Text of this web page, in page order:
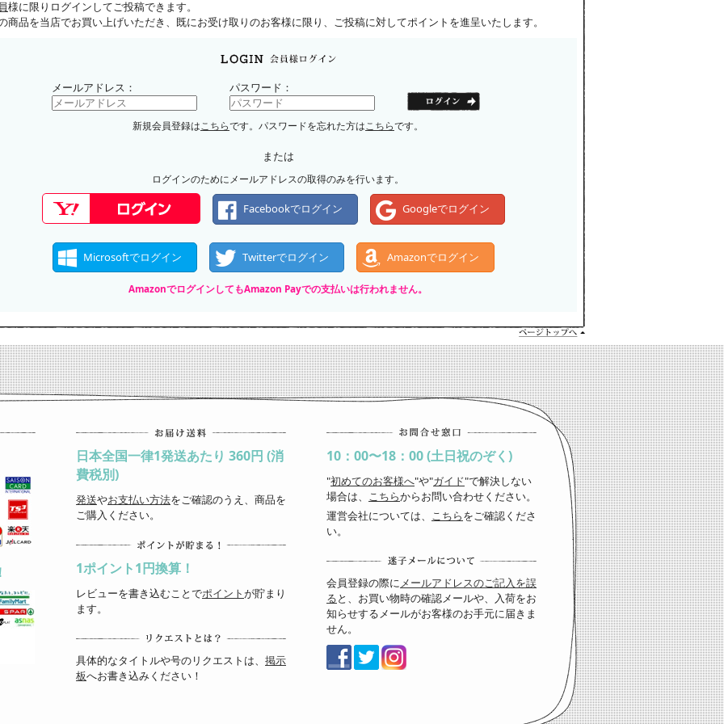
様に限りログインしてご投稿できます。
商品を当店でお買い上げいただき、既にお受け取りのお客様に限り、ご投稿に対してポイントを進呈いたします。
メールアドレス： パスワード：
新規会員登録はこちらです。パスワードを忘れた方はこちらです。
または
ログインのためにメールアドレスの取得のみを行います。
Facebookでログイン Googleでログイン
Microsoftでログイン Twitterでログイン Amazonでログイン
AmazonでログインしてもAmazon Payでの支払いは行われません。
日本全国一律1発送あたり 360円 (消
費税別)
発送やお支払い方法をご確認のうえ、商品を
ご購入ください。
1ポイント1円換算！
レビューを書き込むことでポイントが貯まり
ます。
具体的なタイトルや号のリクエストは、 掲示
板へお書き込みください！
10：00〜18：00 (土日祝のぞく)
"初めてのお客様へ"や"ガイド"で解決しない
場合は、 こちらからお問い合わせください。
運営会社については、 こちらをご確認くださ
い。
会員登録の際にメールアドレスのご記入を誤
ると、お買い物時の確認メールや、入荷をお
知らせするメールがお客様のお手元に届きま
せん。